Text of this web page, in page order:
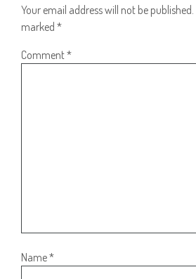
Your email address will not be published.
marked *
Comment*
Name*